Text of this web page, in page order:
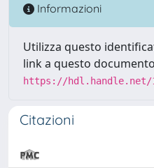
Informazioni
Utilizza questo
link a questo
https://hdl.handle.net/
Citazioni